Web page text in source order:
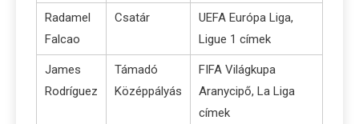
Radamel
Falcao
Csatár
UEFA Európa Liga,
Ligue 1 címek
James
Rodríguez
Támadó
Középpályás
FIFA Világkupa
Aranycipő, La Liga
címek